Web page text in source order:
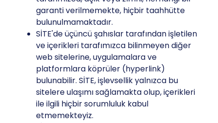
garanti verilmemekte, hiçbir taahhütte
bulunulmamaktadır.
SİTE'de üçüncü şahıslar tarafından işletilen
ve içerikleri tarafımızca bilinmeyen diğer
web sitelerine, uygulamalara ve
platformlara köprüler (hyperlink)
bulunabilir. SİTE, işlevsellik yalnızca bu
sitelere ulaşımı sağlamakta olup, içerikleri
ile ilgili hiçbir sorumluluk kabul
etmemekteyiz.